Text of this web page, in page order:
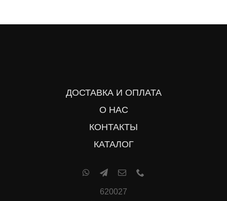
ДОСТАВКА И ОПЛАТА
О НАС
КОНТАКТЫ
КАТАЛОГ
620027